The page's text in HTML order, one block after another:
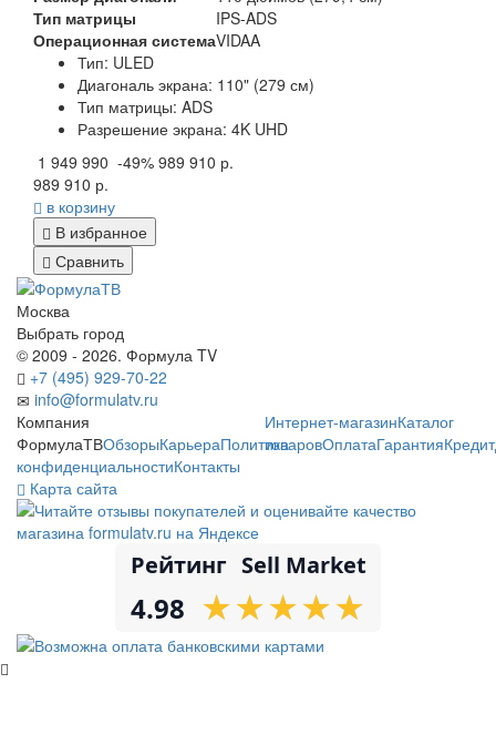
Тип матрицы
IPS-ADS
Операционная системаVIDAA
Тип: ULED
Диагональ экрана: 110" (279 см)
Тип матрицы: ADS
Разрешение экрана: 4K UHD
1 949 990 -49% 989 910 р.
989 910 р.
в корзину
В избранное
Сравнить
Москва
Выбрать город
© 2009 - 2026. Формула TV
+7 (495) 929-70-22
info@formulatv.ru
Компания
ФормулаТВОбзорыКарьераПолитика
конфиденциальностиКонтакты
Интернет-магазинКаталог
товаровОплатаГарантияКредит
Карта сайта
Рейтинг Sell Market
4.98 ★
★★
★★
★★
★★
★